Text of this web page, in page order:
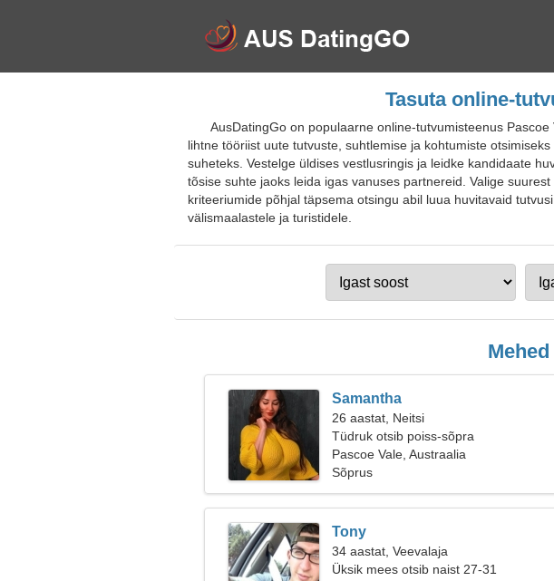
Tasuta online-
AusDatingGo on populaarne online-tutvumisteenus
lihtne tööriist uute tutvuste, suhtlemise ja kohtumiste
suheteks. Vestelge üldises vestlusringis ja leidke kandidaate
tõsise suhte jaoks leida igas vanuses partnereid. Valige
kriteeriumide põhjal täpsema otsingu abil luua huvitavaid
välismaalastele ja turistidele.
Samantha
26 aastat, Neitsi
Tüdruk otsib poiss-sõpra
Pascoe Vale, Austraalia
Sõprus
Tony
34 aastat, Veevalaja
Üksik mees otsib naist 27-31